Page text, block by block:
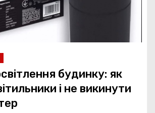
будинку: як
і не викинути